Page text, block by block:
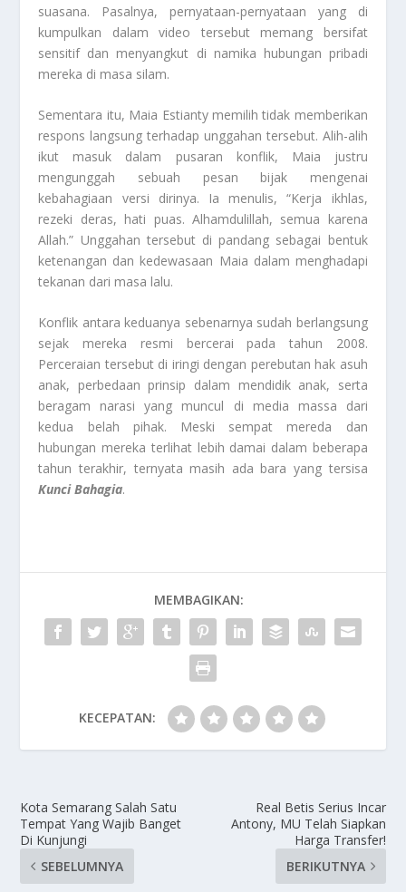
suasana. Pasalnya, pernyataan-pernyataan yang di
kumpulkan dalam video tersebut memang bersifat
sensitif dan menyangkut di namika hubungan pribadi
mereka di masa silam.
Sementara itu, Maia Estianty memilih tidak memberikan
respons langsung terhadap unggahan tersebut. Alih-alih
ikut masuk dalam pusaran konflik, Maia justru
mengunggah sebuah pesan bijak mengenai
kebahagiaan versi dirinya. Ia menulis, “Kerja ikhlas,
rezeki deras, hati puas. Alhamdulillah, semua karena
Allah.” Unggahan tersebut di pandang sebagai bentuk
ketenangan dan kedewasaan Maia dalam menghadapi
tekanan dari masa lalu.
Konflik antara keduanya sebenarnya sudah berlangsung
sejak mereka resmi bercerai pada tahun 2008.
Perceraian tersebut di iringi dengan perebutan hak asuh
anak, perbedaan prinsip dalam mendidik anak, serta
beragam narasi yang muncul di media massa dari
kedua belah pihak. Meski sempat mereda dan
hubungan mereka terlihat lebih damai dalam beberapa
tahun terakhir, ternyata masih ada bara yang tersisa
Kunci Bahagia.
MEMBAGIKAN:
KECEPATAN:
Kota Semarang Salah Satu
Tempat Yang Wajib Banget
Di Kunjungi
SEBELUMNYA
Real Betis Serius Incar
Antony, MU Telah Siapkan
Harga Transfer!
BERIKUTNYA